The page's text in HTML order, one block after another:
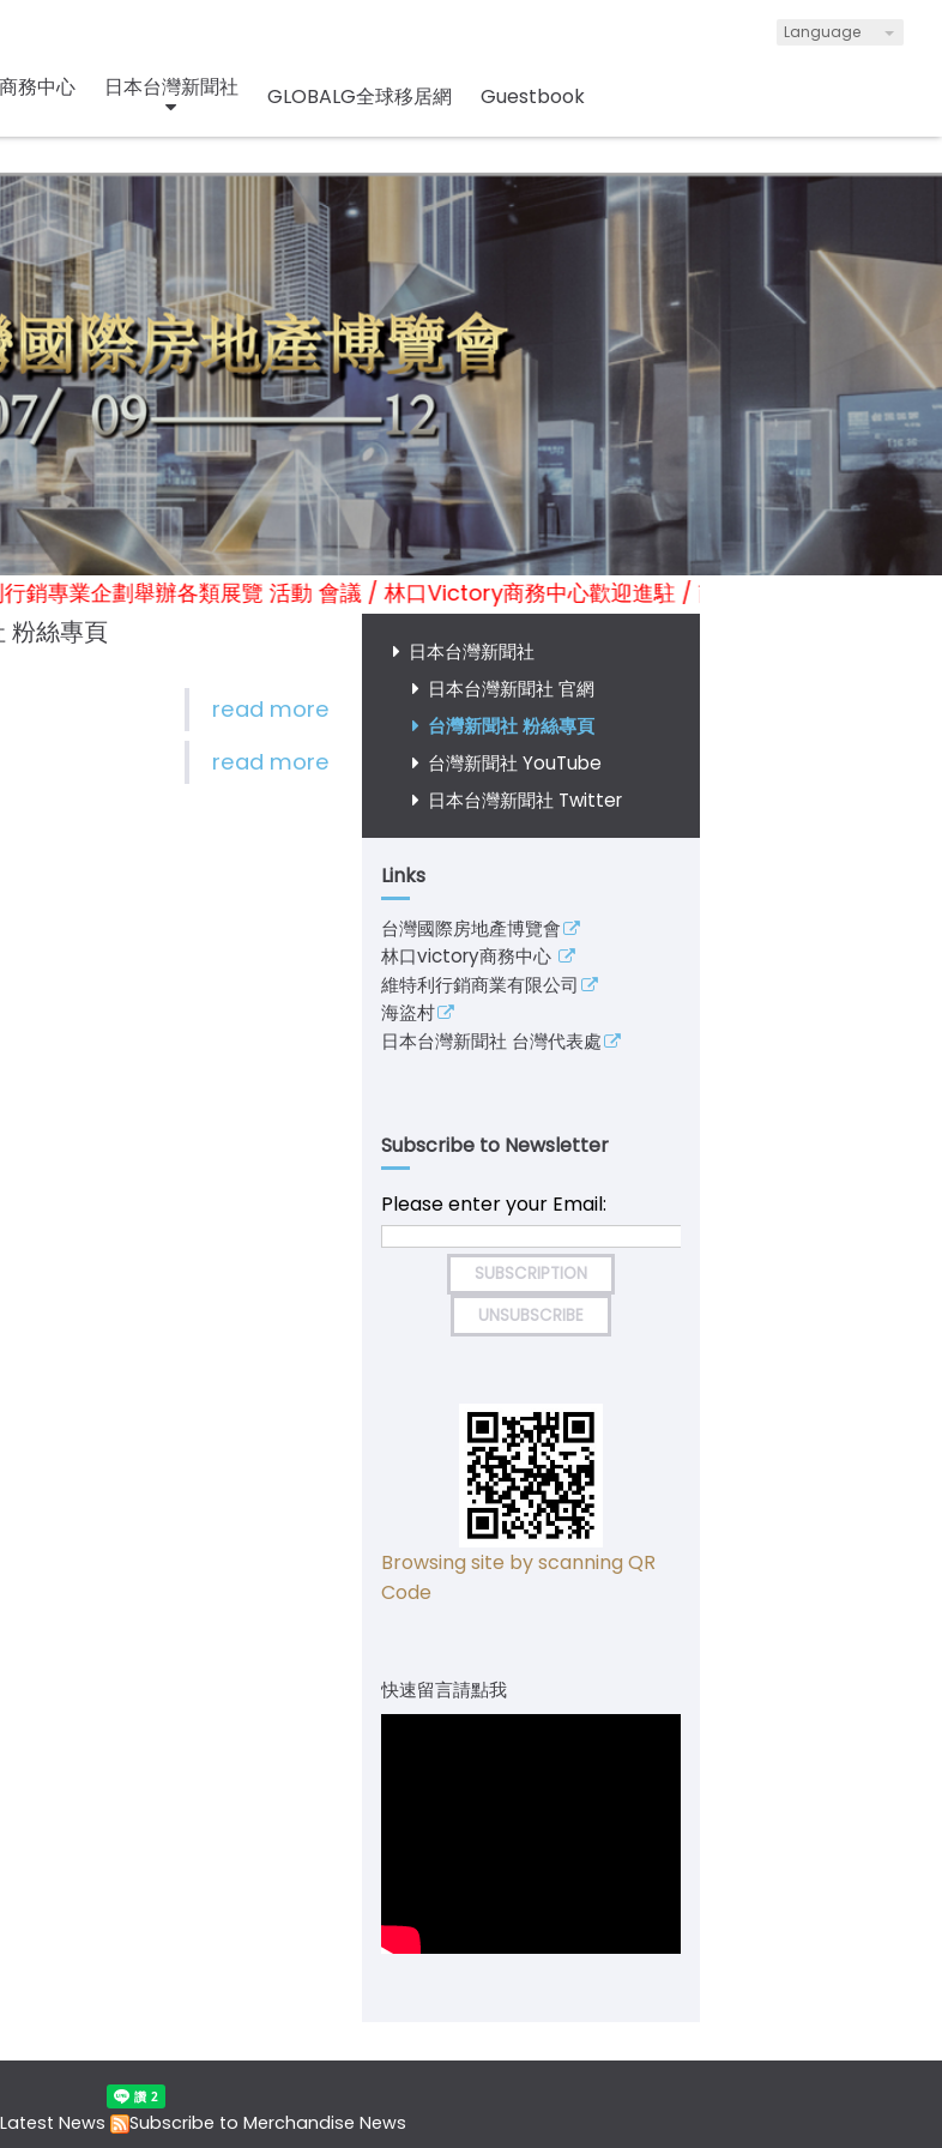
Language
務中心 日本台灣新聞社 GLOBALG全球移居網 Guestbook
日本台灣新聞社
日本台灣新聞社 官網
台灣新聞社 粉絲專頁
台灣新聞社 YouTube
日本台灣新聞社 Twitter
Links
台灣國際房地產博覽會
林口victory商務中心
維特利行銷商業有限公司
海盜村
日本台灣新聞社 台灣代表處
Subscribe to Newsletter
Please enter your Email:
Browsing site by scanning QR
Code
快速留言請點我
企劃舉辦各類展覽 活動 會議 / 林口Victory商務中心歡迎進駐 / 南投海盜村彩繪遊樂園歡迎
粉絲專頁
News Subscribe to Merchandise News